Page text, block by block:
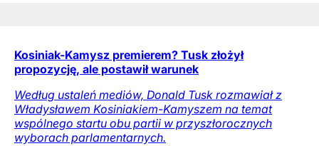
Kosiniak-Kamysz premierem? Tusk złożył
propozycję, ale postawił warunek
Według ustaleń mediów, Donald Tusk rozmawiał z
Władysławem Kosiniakiem-Kamyszem na temat
wspólnego startu obu partii w przyszłorocznych
wyborach parlamentarnych.